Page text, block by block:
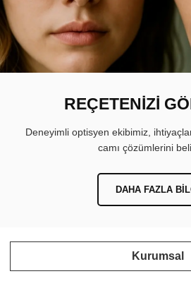
REÇETENİZİ
Deneyimli optisyen ekibimiz,
camı çözümlerini
DAHA FAZLA
Kurumsal